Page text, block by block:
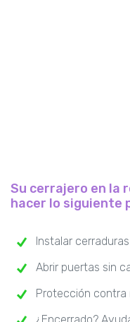
Su cerrajero en la
hacer lo siguiente
Instalar
Abrir puertas sin
Protección contra